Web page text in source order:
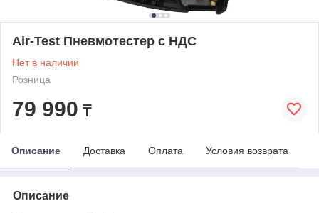
Air-Test Пневмотестер с НДС
Нет в наличии
Розница
79 990 ₸
Описание Доставка Оплата Условия возврата
Описание